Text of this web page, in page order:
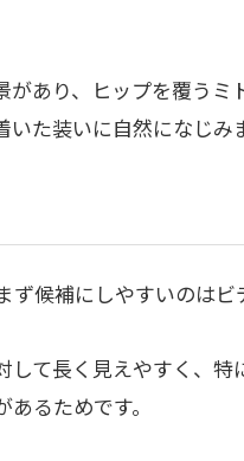
あり、ヒップを覆うミ
た装いに自然になじみ
候補にしやすいのはビ
て長く見えやすく、
るためです。